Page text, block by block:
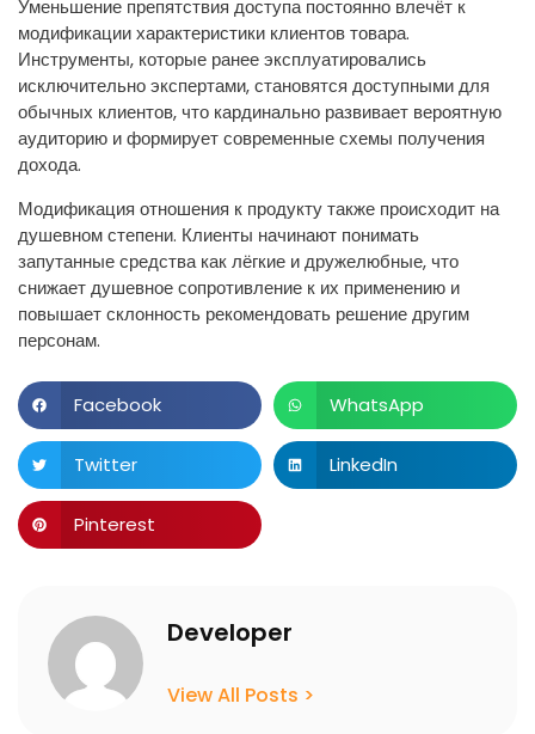
Уменьшение препятствия доступа постоянно влечёт к
модификации характеристики клиентов товара.
Инструменты, которые ранее эксплуатировались
исключительно экспертами, становятся доступными для
обычных клиентов, что кардинально развивает вероятную
аудиторию и формирует современные схемы получения
дохода.
Модификация отношения к продукту также происходит на
душевном степени. Клиенты начинают понимать
запутанные средства как лёгкие и дружелюбные, что
снижает душевное сопротивление к их применению и
повышает склонность рекомендовать решение другим
персонам.
Facebook WhatsApp
Twitter LinkedIn
Pinterest
Developer
View All Posts >